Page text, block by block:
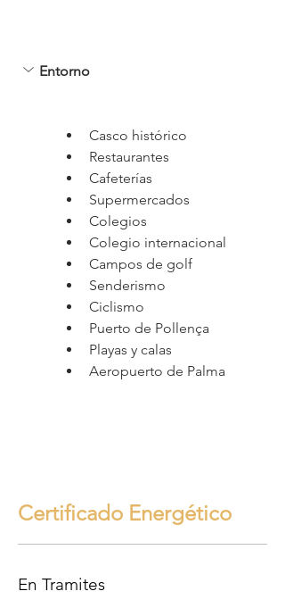
Entorno
Casco histórico
Restaurantes
Cafeterías
Supermercados
Colegios
Colegio internacional
Campos de golf
Senderismo
Ciclismo
Puerto de Pollença
Playas y calas
Aeropuerto de Palma
Certificado Energético
En Tramites